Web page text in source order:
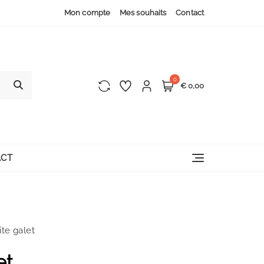
Mon compte Mes souhaits Contact
0
€ 0,00
galet